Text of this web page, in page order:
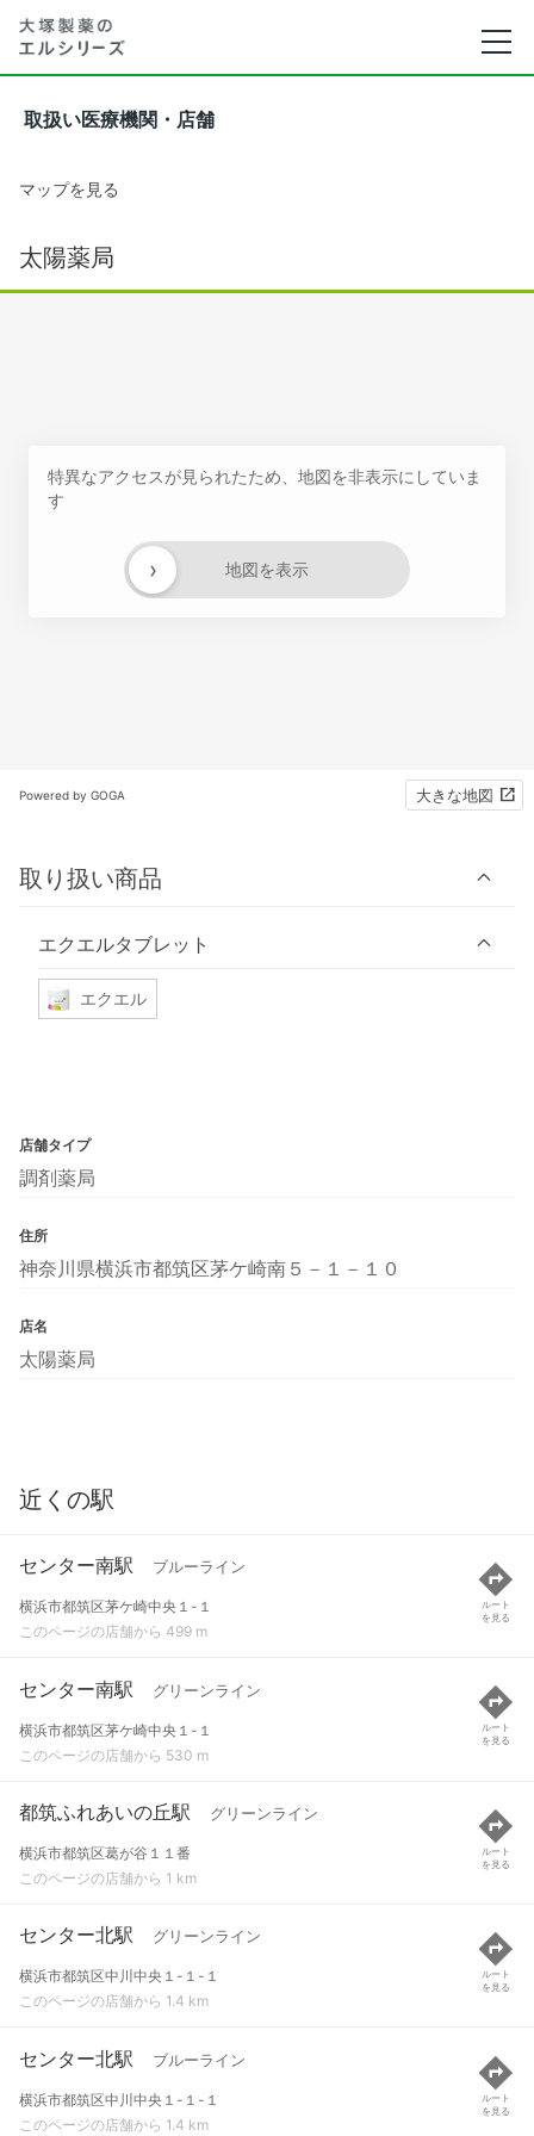
取扱い医療機関・店舗
マップを見る
太陽薬局
特異なアクセスが見られたため、地図を非表示にしていま
す
地図を表示
›
Powered by GOGA 大きな地図
取り扱い商品
エクエルタブレット
エクエル
店舗タイプ
調剤薬局
住所
神奈川県横浜市都筑区茅ケ崎南５－１－１０
店名
太陽薬局
近くの駅
センター南駅 ブルーライン
横浜市都筑区茅ケ崎中央１-１
このページの店舗から 499 m
ルート
を見る
センター南駅 グリーンライン
横浜市都筑区茅ケ崎中央１-１
このページの店舗から 530 m
ルート
を見る
都筑ふれあいの丘駅 グリーンライン
横浜市都筑区葛が谷１１番
このページの店舗から 1 km
ルート
を見る
センター北駅 グリーンライン
横浜市都筑区中川中央１-１-１
このページの店舗から 1.4 km
ルート
を見る
センター北駅 ブルーライン
横浜市都筑区中川中央１-１-１
このページの店舗から 1.4 km
ルート
を見る